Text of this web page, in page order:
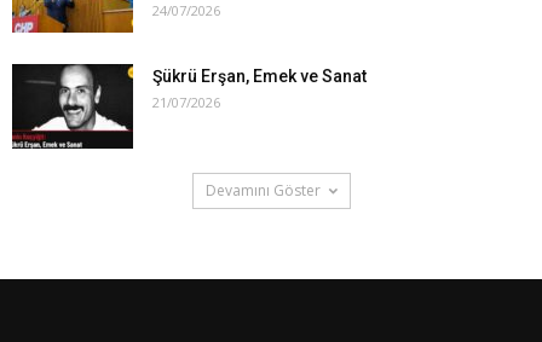
24/07/2026
Şükrü Erşan, Emek ve Sanat
21/07/2026
Devamını Göster